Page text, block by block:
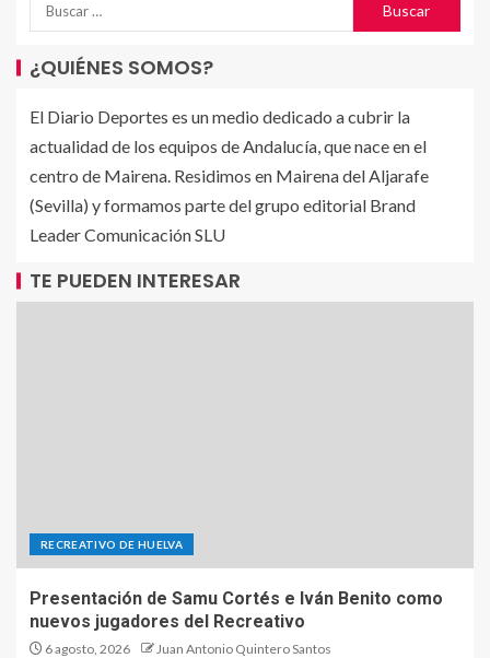
¿QUIÉNES SOMOS?
El Diario Deportes es un medio dedicado a cubrir la
actualidad de los equipos de Andalucía, que nace en el
centro de Mairena. Residimos en Mairena del Aljarafe
(Sevilla) y formamos parte del grupo editorial Brand
Leader Comunicación SLU
TE PUEDEN INTERESAR
RECREATIVO DE HUELVA
Presentación de Samu Cortés e Iván Benito como
nuevos jugadores del Recreativo
6 agosto, 2026 Juan Antonio Quintero Santos